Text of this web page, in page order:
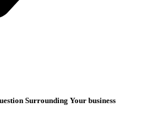
Surrounding Your business